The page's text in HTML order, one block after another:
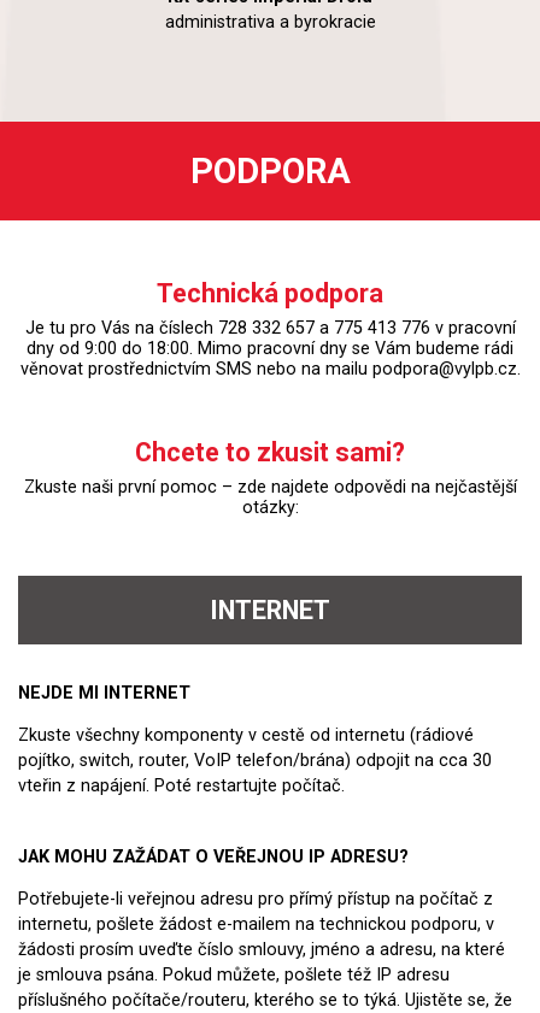
administrativa a byrokracie
PODPORA
Technická podpora
Je tu pro Vás na číslech 728 332 657 a 775 413 776 v pracovní
dny od 9:00 do 18:00. Mimo pracovní dny se Vám budeme rádi
věnovat prostřednictvím SMS nebo na mailu podpora@vylpb.cz.
Chcete to zkusit sami?
Zkuste naši první pomoc – zde najdete odpovědi na nejčastější
otázky:
INTERNET
NEJDE MI INTERNET
Zkuste všechny komponenty v cestě od internetu (rádiové
pojítko, switch, router, VoIP telefon/brána) odpojit na cca 30
vteřin z napájení. Poté restartujte počítač.
JAK MOHU ZAŽÁDAT O VEŘEJNOU IP ADRESU?
Potřebujete-li veřejnou adresu pro přímý přístup na počítač z
internetu, pošlete žádost e-mailem na technickou podporu, v
žádosti prosím uveďte číslo smlouvy, jméno a adresu, na které
je smlouva psána. Pokud můžete, pošlete též IP adresu
příslušného počítače/routeru, kterého se to týká. Ujistěte se, že